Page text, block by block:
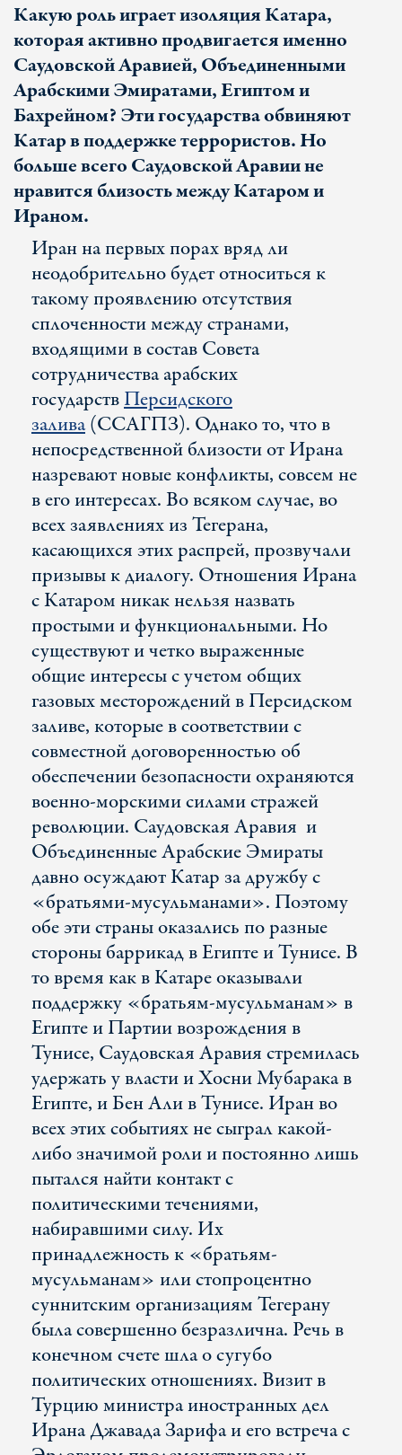
Какую роль играет изоляция Катара,
которая активно продвигается именно
Саудовской Аравией, Объединенными
Арабскими Эмиратами, Египтом и
Бахрейном? Эти государства обвиняют
Катар в поддержке террористов. Но
больше всего Саудовской Аравии не
нравится близость между Катаром и
Ираном.
Иран на первых порах вряд ли
неодобрительно будет относиться к
такому проявлению отсутствия
сплоченности между странами,
входящими в состав Совета
сотрудничества арабских
государствПерсидского
залива(ССАГПЗ). Однако то, что в
непосредственной близости от Ирана
назревают новые конфликты, совсем не
в его интересах. Во всяком случае, во
всех заявлениях из Тегерана,
касающихся этих распрей, прозвучали
призывы к диалогу. Отношения Ирана
с Катаром никак нельзя назвать
простыми и функциональными. Но
существуют и четко выраженные
общие интересы с учетом общих
газовых месторождений в Персидском
заливе, которые в соответствии с
совместной договоренностью об
обеспечении безопасности охраняются
военно-морскими силами стражей
революции. Саудовская Аравия и
Объединенные Арабские Эмираты
давно осуждают Катар за дружбу с
«братьями-мусульманами». Поэтому
обе эти страны оказались по разные
стороны баррикад в Египте и Тунисе. В
то время как в Катаре оказывали
поддержку «братьям-мусульманам» в
Египте и Партии возрождения в
Тунисе, Саудовская Аравия стремилась
удержать у власти и Хосни Мубарака в
Египте, и Бен Али в Тунисе. Иран во
всех этих событиях не сыграл какой-
либо значимой роли и постоянно лишь
пытался найти контакт с
политическими течениями,
набиравшими силу. Их
принадлежность к «братьям-
мусульманам» или стопроцентно
суннитским организациям Тегерану
была совершенно безразлична. Речь в
конечном счете шла о сугубо
политических отношениях. Визит в
Турцию министра иностранных дел
Ирана Джавада Зарифа и его встреча с